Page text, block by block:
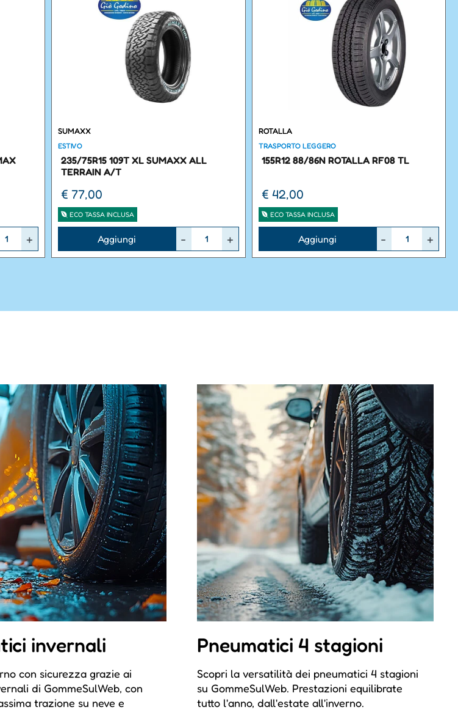
SUMAXX
ESTIVO
235/75R15 109T XL SUMAXX ALL
TERRAIN A/T
€ 77,00
ECO TASSA INCLUSA
Aggiungi
ROTALLA
TRASPORTO LEGGERO
155R12 88/86N ROTALLA RF08 TL
€ 42,00
ECO TASSA INCLUSA
Aggiungi
invernali
con sicurezza grazie ai
di GommeSulWeb, con
trazione su neve e
Pneumatici 4 stagioni
Scopri la versatilità dei pneumatici 4 stagioni
su GommeSulWeb. Prestazioni equilibrate
tutto l'anno, dall'estate all'inverno.